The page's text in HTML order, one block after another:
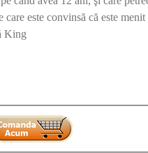
care este convinsă că este
King